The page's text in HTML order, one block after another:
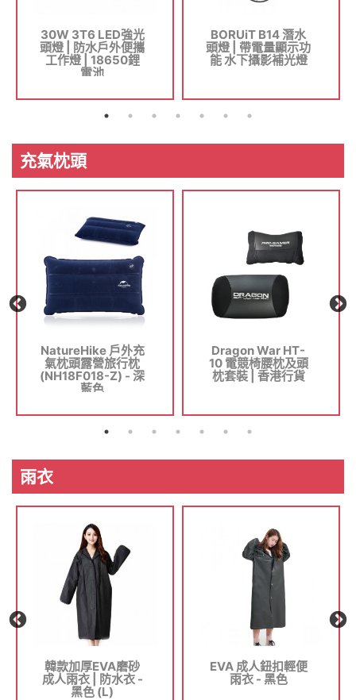
30W 3T6 LED強光
頭燈 | 防水戶外便攜
工作燈 | 18650鋰
電池
BORUiT B14 潛水
頭燈 | 帶電量顯示功
能 水下攝影補光燈
充氣枕頭
NatureHike 戶外充
氣枕頭露營旅行枕
(NH18F018-Z) - 深
藍色
Dragon War HT-
10 電競椅腰枕及頭
枕套裝 | 香港行貨
雨衣
韓款加厚EVA磨砂
成人雨衣 | 防水衣 -
黑色 (L)
EVA 成人鈕扣輕便
雨衣 - 黑色